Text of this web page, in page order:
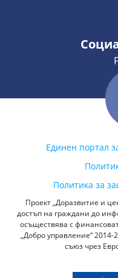
Единен портал
Политика за
Проект „Доразвитие и
достъп на граждани до
осъществява с
„Добро управление“
съюз чрез